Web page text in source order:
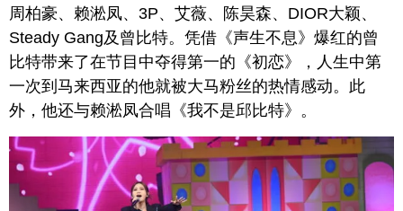
周柏豪、赖淞凤、3P、艾薇、陈昊森、DIOR大颖、
Steady Gang及曾比特。凭借《声生不息》爆红的曾
比特带来了在节目中夺得第一的《初恋》，人生中第
一次到马来西亚的他就被大马粉丝的热情感动。此
外，他还与赖淞凤合唱《我不是邱比特》。